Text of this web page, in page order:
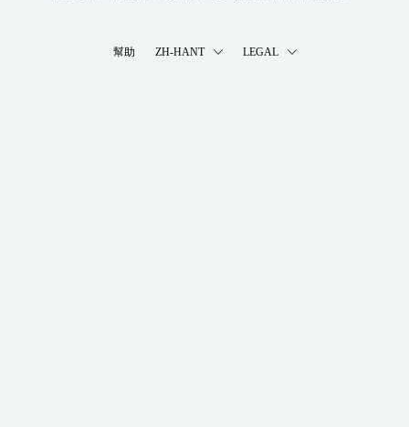
幫助 ZH-HANT LEGAL